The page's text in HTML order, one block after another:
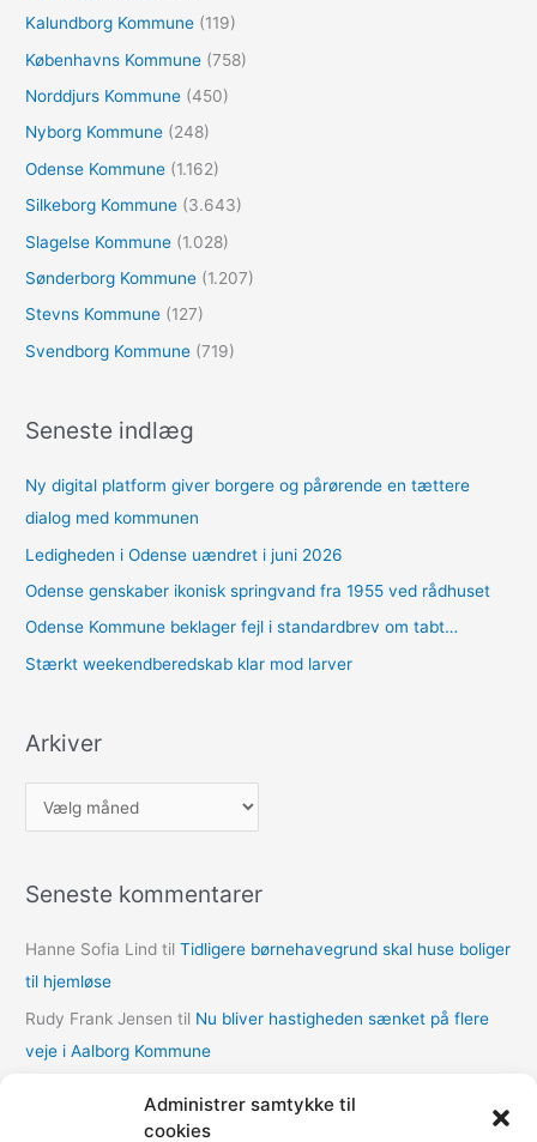
Administrer samtykke til
cookies
Kalundborg Kommune (119)
Københavns Kommune (758)
Norddjurs Kommune (450)
Nyborg Kommune (248)
Odense Kommune (1.162)
Silkeborg Kommune (3.643)
Slagelse Kommune (1.028)
Sønderborg Kommune (1.207)
Stevns Kommune (127)
Svendborg Kommune (719)
Seneste indlæg
Ny digital platform giver borgere og pårørende en tættere
dialog med kommunen
Ledigheden i Odense uændret i juni 2026
Odense genskaber ikonisk springvand fra 1955 ved rådhuset
Odense Kommune beklager fejl i standardbrev om tabt…
Stærkt weekendberedskab klar mod larver
Arkiver
r
i
e
r
Seneste kommentarer
Hanne Sofia Lind tilTidligere børnehavegrund skal huse boliger
til hjemløse
Rudy Frank Jensen til Nu bliver hastigheden sænket på flere
veje i Aalborg Kommune